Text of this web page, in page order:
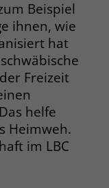
Beispiel
ihnen, wie
hat
Freizeit
helfe
Heimweh.
im LBC
um den
und
zu
sammelt keine
von Facebook
das